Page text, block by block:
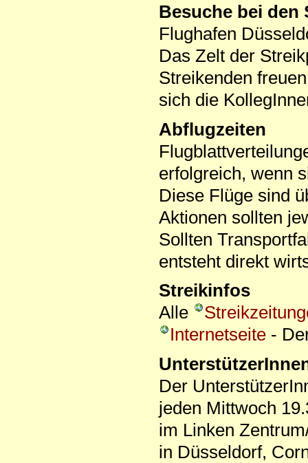
Besuche bei den
Flughafen
Das Zelt der
Streikenden
sich die
Abflugzeiten
erfolgreich, wenn
Diese Flüge sind
Aktionen sollten
Sollten
entsteht direkt
Streikinfos
Alle
Internetseite -
Der
jeden Mittwoch
im Linken
in Düsseldorf,